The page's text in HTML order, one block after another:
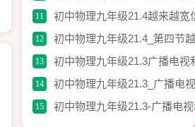
PPT课件
11
初中物理九年级21.4越来越宽
课件
12
初中物理九年级21.4_第四节
之路2-PPT课件
13
初中物理九年级21.3广播电视
10.4越来越宽的信息之路(免费)-
14
初中物理九年级21.3_广播电
PPT课件
15
初中物理九年级21.3-广播电